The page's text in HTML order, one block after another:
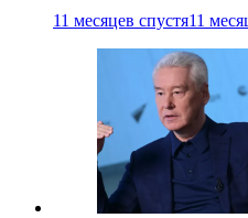
11 месяцев спустя11